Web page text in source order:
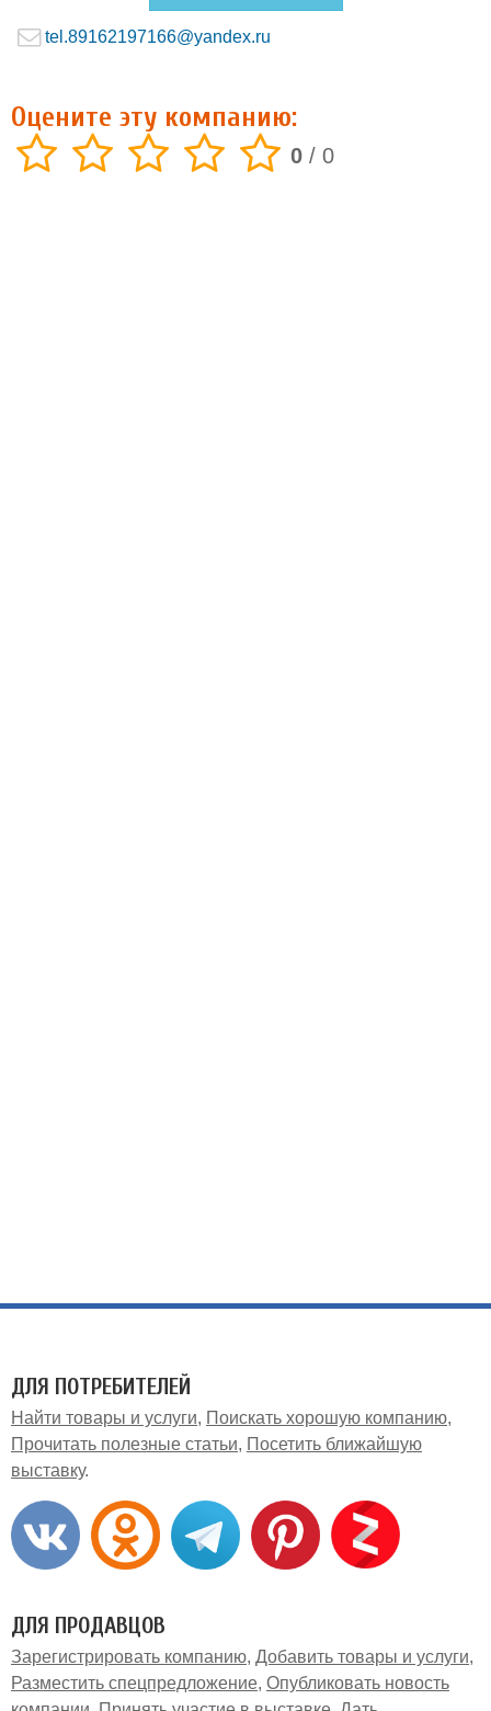
tel.89162197166@yandex.ru
Оцените эту компанию:
0 / 0
ДЛЯ ПОТРЕБИТЕЛЕЙ
Найти товары и услуги
Поискать хорошую компанию
Прочитать полезные статьи
Посетить ближайшую
выставку
ДЛЯ ПРОДАВЦОВ
Зарегистрировать компанию Добавить товары и услуги
Разместить спецпредложение Опубликовать новость